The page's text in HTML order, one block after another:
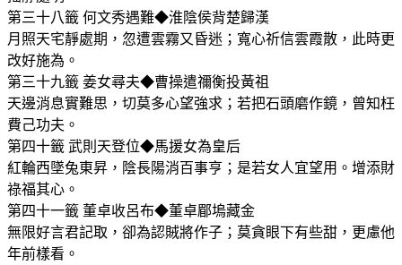
第三十八籤 何文秀遇難◆淮陰侯背楚歸漢
月照天宅靜處期，忽遭雲霧又昏迷；寬心祈信雲霞散，此時更
改好施為。
第三十九籤 姜女尋夫◆曹操遣禰衡投黃祖
天邊消息實難思，切莫多心望強求；若把石頭磨作鏡，曾知枉
費己功夫。
第四十籤 武則天登位◆馬援女為皇后
紅輪西墜兔東昇，陰長陽消百事亨；是若女人宜望用。增添財
祿福其心。
第四十一籤 董卓收呂布◆董卓郿塢藏金
無限好言君記取，卻為認賊將作子；莫貪眼下有些甜，更慮他
年前樣看。